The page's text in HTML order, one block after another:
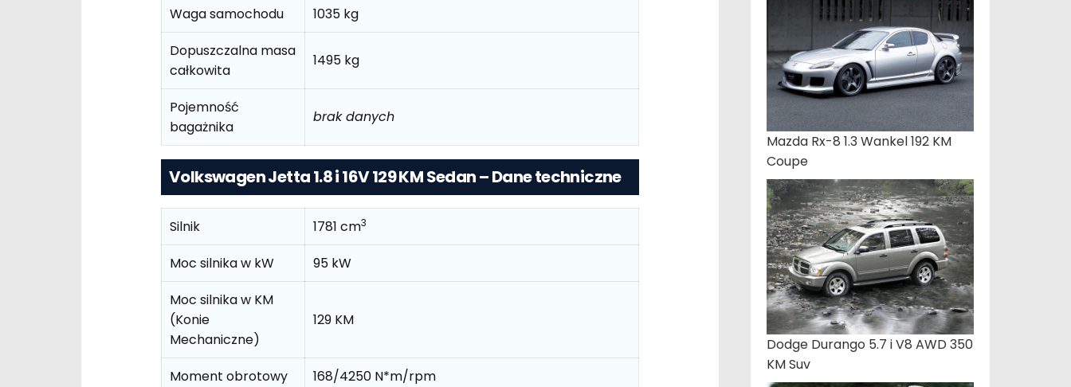
Waga samochodu
1035 kg
Dopuszczalna masa
całkowita
1495 kg
Pojemność
bagażnika
brak danych
Volkswagen Jetta 1.8 i 16V 129 KM Sedan – Dane techniczne
Silnik 1781 cm3
Moc silnika w kW
95 kW
Moc silnika w KM
(Konie
Mechaniczne)
129 KM
Moment obrotowy
168/4250 N*m/rpm
Mazda Rx-8 1.3 Wankel 192 KM
Coupe
Dodge Durango 5.7 i V8 AWD 350
KM Suv